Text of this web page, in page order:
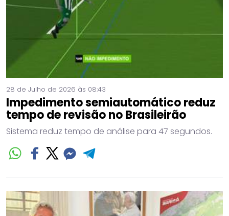
28 de Julho de 2026 às 08:43
Impedimento semiautomático reduz
tempo de revisão no Brasileirão
Sistema reduz tempo de análise para 47 segundos.